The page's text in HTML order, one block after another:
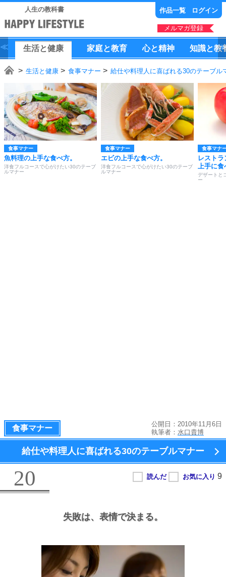
人生の教科書 作品一覧 ログイン
メルマガ登録
生活と健康 家庭と教育 心と精神 知識と教
生活と健康 食事マナー 給仕や料理人に喜ばれる30のテーブル
食事マナー
魚料理の上手な食べ方。
洋食フルコースで心がけたい30のテーブ
ルマナー
食事マナー
エビの上手な食べ方。
洋食フルコースで心がけたい30のテーブ
ルマナー
食事マナ
レスト
上手に食
デザートと
ー
食事マナー
公開日：2010年11月6日
執筆者： 水口貴博
給仕や料理人に喜ばれる30のテーブルマナー
20
失敗は、 表情で決まる。